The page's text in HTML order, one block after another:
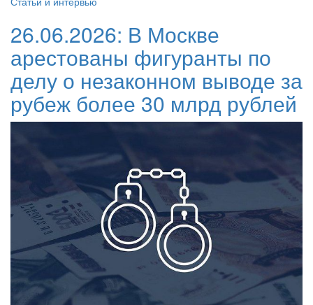
26.06.2026: В Москве
арестованы фигуранты по
делу о незаконном выводе за
рубеж более 30 млрд рублей